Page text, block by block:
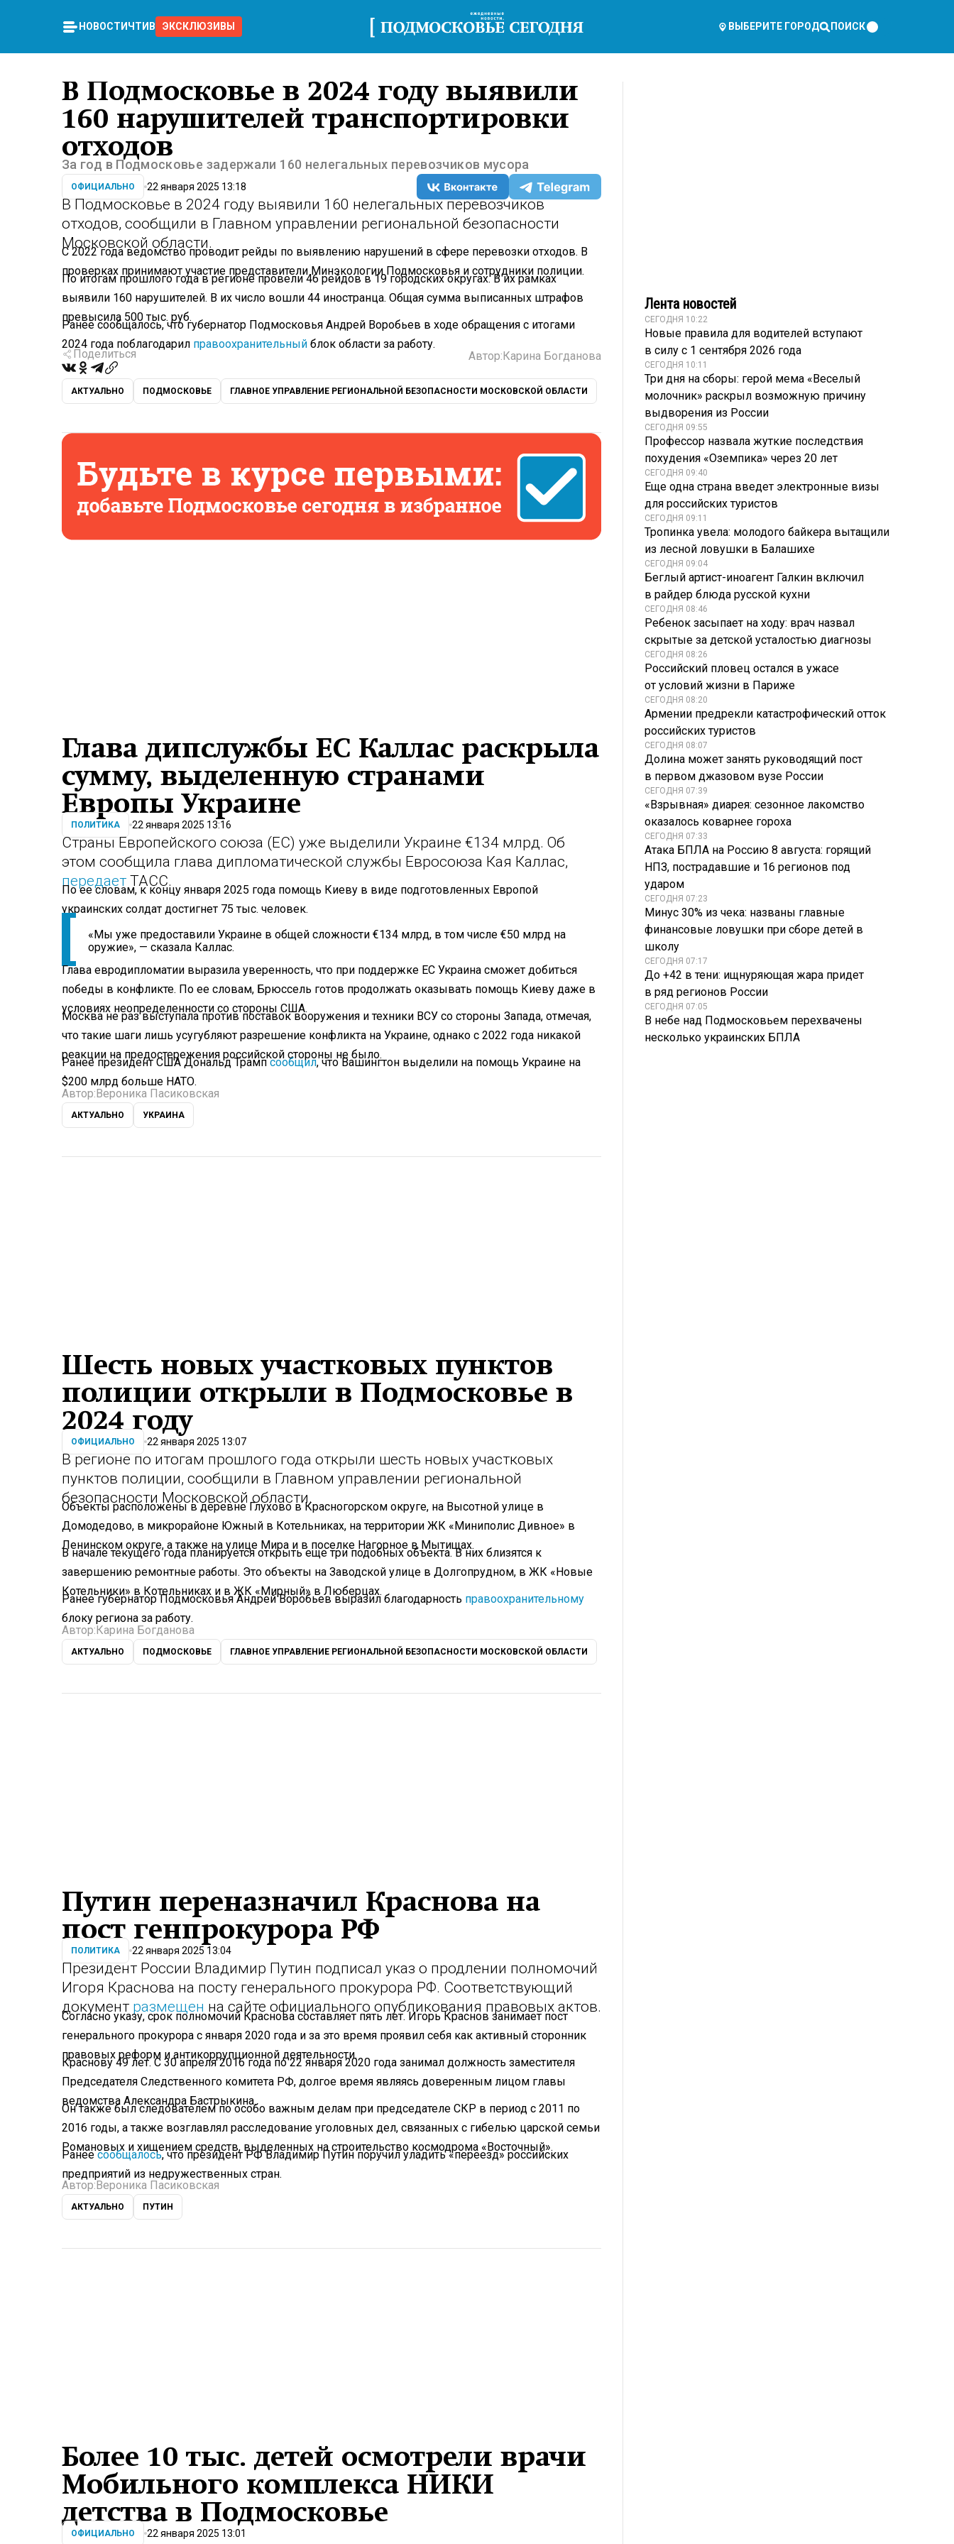
НОВОСТИ ЧТИВО ЭКСКЛЮЗИВЫ ВЫБЕРИТЕ ГОРОД ПОИСК
В Подмосковье в 2024 году выявили
160 нарушителей транспортировки
отходов
За год в Подмосковье задержали 160 нелегальных перевозчиков мусора
ОФИЦИАЛЬНО 22 января 2025 13:18
В Подмосковье в 2024 году выявили 160 нелегальных перевозчиков
отходов, сообщили в Главном управлении региональной безопасности
Московской области.
С 2022 года ведомство проводит рейды по выявлению нарушений в сфере перевозки отходов. В
проверках принимают участие представители Минэкологии Подмосковья и сотрудники полиции.
По итогам прошлого года в регионе провели 46 рейдов в 19 городских округах. В их рамках
выявили 160 нарушителей. В их число вошли 44 иностранца. Общая сумма выписанных штрафов
превысила 500 тыс. руб.
Ранее сообщалось, что губернатор Подмосковья Андрей Воробьев в ходе обращения с итогами
2024 года поблагодарил правоохранительный блок области за работу.
Поделиться Автор:Карина Богданова
АКТУАЛЬНО ПОДМОСКОВЬЕ ГЛАВНОЕ УПРАВЛЕНИЕ РЕГИОНАЛЬНОЙ БЕЗОПАСНОСТИ МОСКОВСКОЙ ОБЛАСТИ
Глава дипслужбы ЕС Каллас раскрыла
сумму, выделенную странами
Европы Украине
ПОЛИТИКА 22 января 2025 13:16
Страны Европейского союза (ЕС) уже выделили Украине €134 млрд. Об
этом сообщила глава дипломатической службы Евросоюза Кая Каллас,
передает ТАСС.
По ее словам, к концу января 2025 года помощь Киеву в виде подготовленных Европой
украинских солдат достигнет 75 тыс. человек.
«Мы уже предоставили Украине в общей сложности €134 млрд, в том числе €50 млрд на
оружие», — сказала Каллас.
Глава евродипломатии выразила уверенность, что при поддержке ЕС Украина сможет добиться
победы в конфликте. По ее словам, Брюссель готов продолжать оказывать помощь Киеву даже в
условиях неопределенности со стороны США.
Москва не раз выступала против поставок вооружения и техники ВСУ со стороны Запада, отмечая,
что такие шаги лишь усугубляют разрешение конфликта на Украине, однако с 2022 года никакой
реакции на предостережения российской стороны не было.
Ранее президент США Дональд Трампсообщил, что Вашингтон выделили на помощь Украине на
$200 млрд больше НАТО.
Автор: Вероника Пасиковская
АКТУАЛЬНО УКРАИНА
Шесть новых участковых пунктов
полиции открыли в Подмосковье в
2024 году
ОФИЦИАЛЬНО 22 января 2025 13:07
В регионе по итогам прошлого года открыли шесть новых участковых
пунктов полиции, сообщили в Главном управлении региональной
безопасности Московской области.
Объекты расположены в деревне Глухово в Красногорском округе, на Высотной улице в
Домодедово, в микрорайоне Южный в Котельниках, на территории ЖК «Миниполис Дивное» в
Ленинском округе, а также на улице Мира и в поселке Нагорное в Мытищах.
В начале текущего года планируется открыть еще три подобных объекта. В них близятся к
завершению ремонтные работы. Это объекты на Заводской улице в Долгопрудном, в ЖК «Новые
Котельники» в Котельниках и в ЖК «Мирный» в Люберцах.
Ранее губернатор Подмосковья Андрей Воробьев выразил благодарность правоохранительному
блоку региона за работу.
Автор: Карина Богданова
АКТУАЛЬНО ПОДМОСКОВЬЕ ГЛАВНОЕ УПРАВЛЕНИЕ РЕГИОНАЛЬНОЙ БЕЗОПАСНОСТИ МОСКОВСКОЙ ОБЛАСТИ
Путин переназначил Краснова на
пост генпрокурора РФ
ПОЛИТИКА 22 января 2025 13:04
Президент России Владимир Путин подписал указ о продлении полномочий
Игоря Краснова на посту генерального прокурора РФ. Соответствующий
документ размещен на сайте официального опубликования правовых актов.
Согласно указу, срок полномочий Краснова составляет пять лет. Игорь Краснов занимает пост
генерального прокурора с января 2020 года и за это время проявил себя как активный сторонник
правовых реформ и антикоррупционной деятельности.
Краснову 49 лет. С 30 апреля 2016 года по 22 января 2020 года занимал должность заместителя
Председателя Следственного комитета РФ, долгое время являясь доверенным лицом главы
ведомства Александра Бастрыкина.
Он также был следователем по особо важным делам при председателе СКР в период с 2011 по
2016 годы, а также возглавлял расследование уголовных дел, связанных с гибелью царской семьи
Романовых и хищением средств, выделенных на строительство космодрома «Восточный».
Ранеесообщалось, что президент РФ Владимир Путин поручил уладить «переезд» российских
предприятий из недружественных стран.
Автор: Вероника Пасиковская
АКТУАЛЬНО ПУТИН
Более 10 тыс. детей осмотрели врачи
Мобильного комплекса НИКИ
детства в Подмосковье
ОФИЦИАЛЬНО 22 января 2025 13:01
Лента новостей
СЕГОДНЯ 10:22
Новые правила для водителей вступают
в силу с 1 сентября 2026 года
СЕГОДНЯ 10:11
Три дня на сборы: герой мема «Веселый
молочник» раскрыл возможную причину
выдворения из России
СЕГОДНЯ 09:55
Профессор назвала жуткие последствия
похудения «Оземпика» через 20 лет
СЕГОДНЯ 09:40
Еще одна страна введет электронные визы
для российских туристов
СЕГОДНЯ 09:11
Тропинка увела: молодого байкера вытащили
из лесной ловушки в Балашихе
СЕГОДНЯ 09:04
Беглый артист-иноагент Галкин включил
в райдер блюда русской кухни
СЕГОДНЯ 08:46
Ребенок засыпает на ходу: врач назвал
скрытые за детской усталостью диагнозы
СЕГОДНЯ 08:26
Российский пловец остался в ужасе
от условий жизни в Париже
СЕГОДНЯ 08:20
Армении предрекли катастрофический отток
российских туристов
СЕГОДНЯ 08:07
Долина может занять руководящий пост
в первом джазовом вузе России
СЕГОДНЯ 07:39
«Взрывная» диарея: сезонное лакомство
оказалось коварнее гороха
СЕГОДНЯ 07:33
Атака БПЛА на Россию 8 августа: горящий
НПЗ, пострадавшие и 16 регионов под
ударом
СЕГОДНЯ 07:23
Минус 30% из чека: названы главные
финансовые ловушки при сборе детей в
школу
СЕГОДНЯ 07:17
До +42 в тени: ищнуряющая жара придет
в ряд регионов России
СЕГОДНЯ 07:05
В небе над Подмосковьем перехвачены
несколько украинских БПЛА